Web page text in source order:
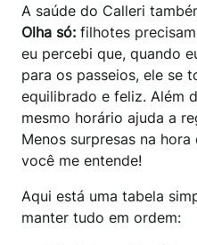
A saúde do Calleri
Olha só: filhotes
eu percebi que, quando
para os passeios, ele se
equilibrado e feliz. Além
mesmo horário ajuda a
Menos surpresas na
você me entende!
Aqui está uma tabela
manter tudo em ordem: